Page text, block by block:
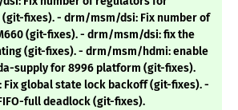
(git-fixes). - drm/msm/dsi: Fix number of
(git-fixes). - drm/msm/dsi: fix the
(git-fixes). - drm/msm/hdmi: enable
supply for 8996 platform (git-fixes).
global state lock backoff (git-fixes). -
full deadlock (git-fixes).